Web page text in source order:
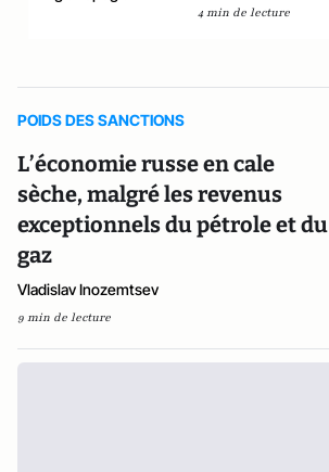
4 min de lecture
POIDS DES SANCTIONS
L’économie russe en cale
sèche, malgré les revenus
exceptionnels du pétrole et du
gaz
Vladislav Inozemtsev
9 min de lecture